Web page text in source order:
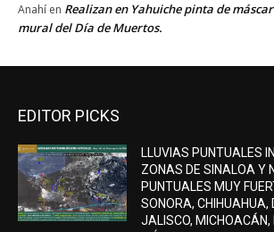
Anahí en Realizan en Yahuiche pinta de
mural del Día de Muertos.
EDITOR PICKS
LLUVIAS PUNTUALES
ZONAS DE SINALOA Y
PUNTUALES MUY
SONORA, CHIHUAHUA,
JALISCO, MICHOACÁN,